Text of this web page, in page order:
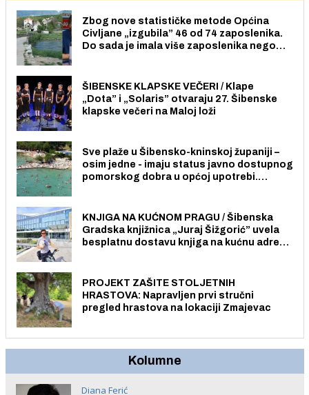
Zbog nove statističke metode Općina
Civljane „izgubila” 46 od 74 zaposlenika.
Do sada je imala više zaposlenika nego
ŠIBENSKE KLAPSKE VEČERI / Klape
„Dota” i „Solaris” otvaraju 27. Šibenske
klapske večeri na Maloj loži
Sve plaže u Šibensko-kninskoj županiji –
osim jedne - imaju status javno dostupnog
pomorskog dobra u općoj upotrebi.
KNJIGA NA KUĆNOM PRAGU / Šibenska
Gradska knjižnica „Juraj Šižgorić” uvela
besplatnu dostavu knjiga na kućnu adresu
PROJEKT ZAŠITE STOLJETNIH
HRASTOVA: Napravljen prvi stručni
pregled hrastova na lokaciji Zmajevac
Kolumne
Diana Ferić